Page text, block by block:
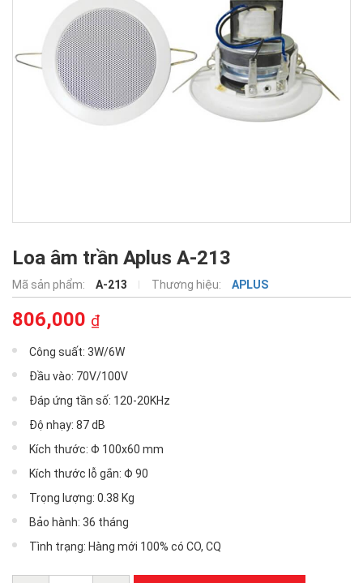
Loa âm trần Aplus A-213
Mã sản phẩm: A-213 Thương hiệu: APLUS
806,000 ₫
Công suất: 3W/6W
Đầu vào: 70V/100V
Đáp ứng tần số: 120-20KHz
Độ nhạy: 87 dB
Kích thước: Φ 100x60 mm
Kích thước lỗ gắn: Φ 90
Trọng lượng: 0.38 Kg
Bảo hành: 36 tháng
Tình trạng: Hàng mới 100% có CO, CQ